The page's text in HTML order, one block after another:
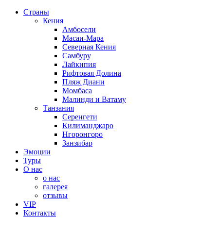
Страны
Кения
Амбосели
Масаи-Мара
Северная Кения
Самбуру
Лайкипия
Рифтовая Долина
Пляж Диани
Момбаса
Малинди и Ватаму
Танзания
Серенгети
Килиманджаро
Нгоронгоро
Занзибар
Эмоции
Туры
О нас
о нас
галерея
отзывы
VIP
Контакты